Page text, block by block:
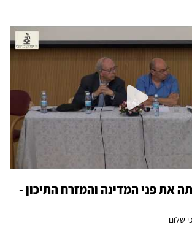
את פני המדינה והמזרח התיכון -
שלום